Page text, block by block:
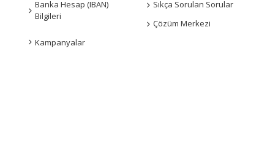
Banka Hesap (IBAN)
Bilgileri
Sıkça Sorulan Sorular
Çözüm Merkezi